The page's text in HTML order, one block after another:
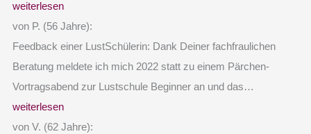
weiterlesen
von P. (56 Jahre):
Feedback einer LustSchülerin: Dank Deiner fachfraulichen
Beratung meldete ich mich 2022 statt zu einem Pärchen-
Vortragsabend zur Lustschule Beginner an und das…
weiterlesen
von V. (62 Jahre):